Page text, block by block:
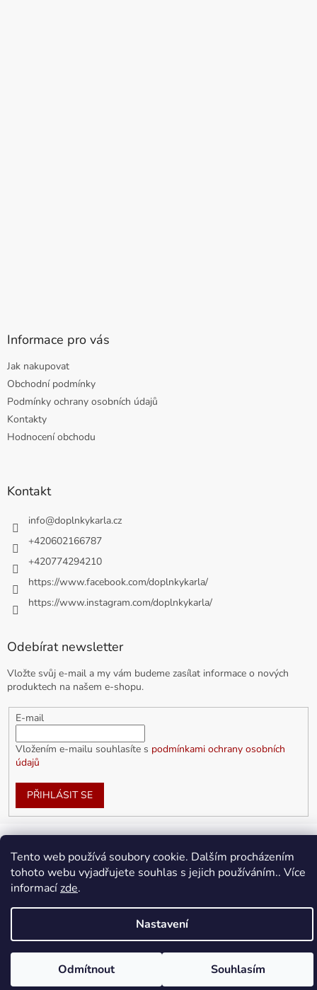
Tento web používá soubory cookie. Dalším procházením
tohoto webu vyjadřujete souhlas s jejich používáním.. Více
informacízde.
Nastavení
Odmítnout Souhlasím
Informace pro vás
Jak nakupovat
Obchodní podmínky
Podmínky ochrany osobních údajů
Kontakty
Hodnocení obchodu
Kontakt
info@doplnkykarla.cz
+420602166787
+420774294210
https://www.facebook.com/doplnkykarla/
https://www.instagram.com/doplnkykarla/
Odebírat newsletter
Vložte svůj e-mail a my vám budeme zasílat informace o nových
produktech na našem e-shopu.
E-mail
Vložením e-mailu souhlasíte s podmínkami ochrany osobních
údajů
PŘIHLÁSIT SE
Vytvořil Shoptet